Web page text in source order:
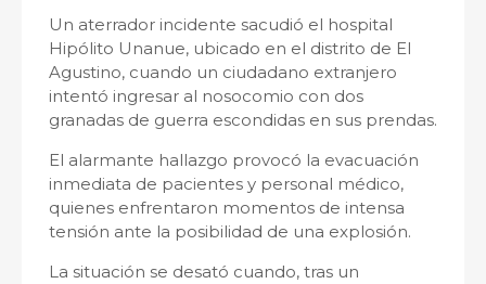
Un aterrador incidente sacudió el hospital
Hipólito Unanue, ubicado en el distrito de El
Agustino, cuando un ciudadano extranjero
intentó ingresar al nosocomio con dos
granadas de guerra escondidas en sus prendas.
El alarmante hallazgo provocó la evacuación
inmediata de pacientes y personal médico,
quienes enfrentaron momentos de intensa
tensión ante la posibilidad de una explosión.
La situación se desató cuando, tras un